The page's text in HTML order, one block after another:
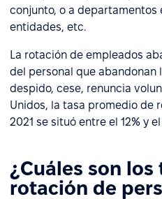
conjunto, o a departamentos
entidades, etc.
La rotación de empleados
del personal que abandonan
despido, cese, renuncia
Unidos, la tasa promedio de
2021 se situó entre el 12% y el
¿Cuáles son los
rotación de